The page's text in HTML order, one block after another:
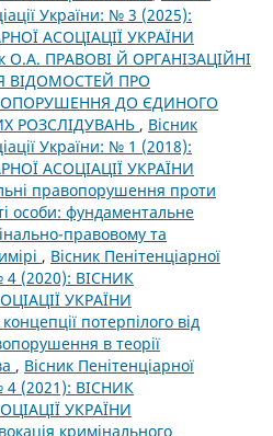
України: № 3 (2025):
АСОЦІАЦІЇ УКРАЇНИ
О.А. ПРАВОВІ Й ОРГАНІЗАЦІЙНІ
ВІДОМОСТЕЙ ПРО
ДО ЄДИНОГО
РОЗСЛІДУВАНЬ , Вісник
України: № 1 (2018):
АСОЦІАЦІЇ УКРАЇНИ
правопорушення проти
особи: фундаментальне
правовому та
, Вісник Пенітенціарної
4 (2020): ВІСНИК
УКРАЇНИ
потерпілого від
в теорії
, Вісник Пенітенціарної
4 (2021): ВІСНИК
УКРАЇНИ
кримінального